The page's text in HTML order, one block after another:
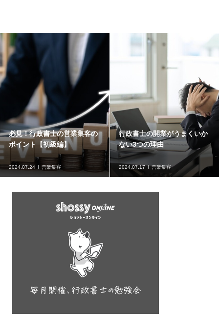
必見！行政書士の営業集客の
ポイント【初級編】
2024.07.24 営業集客
行政書士の開業がうまくいか
ない3つの理由
2024.07.17 営業集客